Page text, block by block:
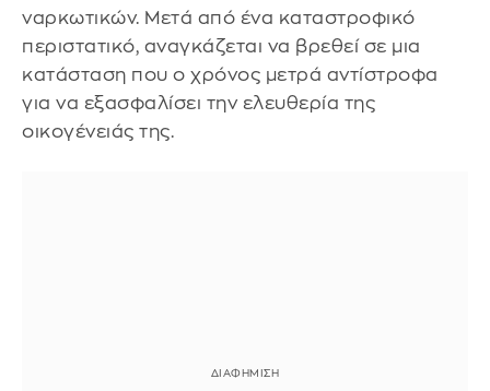
ναρκωτικών. Μετά από ένα καταστροφικό
περιστατικό, αναγκάζεται να βρεθεί σε μια
κατάσταση που ο χρόνος μετρά αντίστροφα
για να εξασφαλίσει την ελευθερία της
οικογένειάς της.